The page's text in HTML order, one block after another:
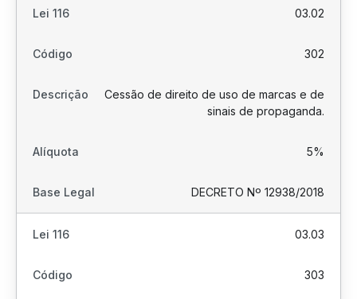
03.02
302
Cessão de direito de uso de marcas e de
sinais de propaganda.
5%
DECRETO Nº 12938/2018
03.03
303